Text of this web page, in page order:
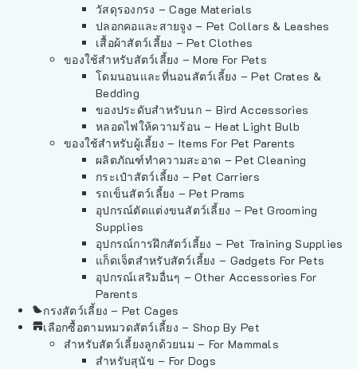
วัสดุรองกรง – Cage Materials
ปลอกคอและสายจูง – Pet Collars & Leashes
เสื้อผ้าสัตว์เลี้ยง – Pet Clothes
ของใช้สำหรับสัตว์เลี้ยง – More For Pets
โดมนอนและที่นอนสัตว์เลี้ยง – Pet Crates &
Bedding
ของประดับสำหรับนก – Bird Accessories
หลอดไฟให้ความร้อน – Heat Light Bulb
ของใช้สำหรับผู้เลี้ยง – Items For Pet Parents
ผลิตภัณฑ์ทำความสะอาด – Pet Cleaning
กระเป๋าสัตว์เลี้ยง – Pet Carriers
รถเข็นสัตว์เลี้ยง – Pet Prams
อุปกรณ์ตัดแต่งขนสัตว์เลี้ยง – Pet Grooming
Supplies
อุปกรณ์การฝึกสัตว์เลี้ยง – Pet Training Supplies
แก็ดเจ็ตสำหรับสัตว์เลี้ยง – Gadgets For Pets
อุปกรณ์เสริมอื่นๆ – Other Accessories For
Parents
กรงสัตว์เลี้ยง – Pet Cages
เลือกซื้อตามหมวดสัตว์เลี้ยง – Shop By Pet
สำหรับสัตว์เลี้ยงลูกด้วยนม – For Mammals
สำหรับสุนัข – For Dogs